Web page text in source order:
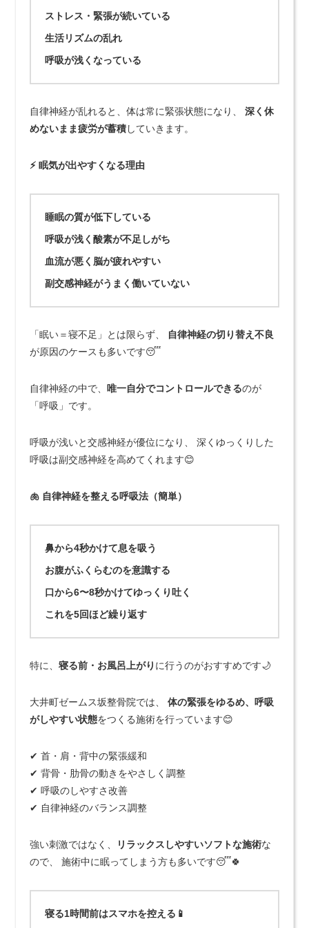
ストレス・緊張が続いている
生活リズムの乱れ
呼吸が浅くなっている
自律神経が乱れると、体は常に緊張状態になり、深く休
めないまま疲労が蓄積していきます。
⚡ 眠気が出やすくなる理由
睡眠の質が低下している
呼吸が浅く酸素が不足しがち
血流が悪く脳が疲れやすい
副交感神経がうまく働いていない
「眠い＝寝不足」とは限らず、 自律神経の切り替え不良
が原因のケースも多いです😴
自律神経の中で、 唯一自分でコントロールできるのが
「呼吸」です。
呼吸が浅いと交感神経が優位になり、 深くゆっくりした
呼吸は副交感神経を高めてくれます😊
🫁 自律神経を整える呼吸法（簡単）
鼻から4秒かけて息を吸う
お腹がふくらむのを意識する
口から6〜8秒かけてゆっくり吐く
これを5回ほど繰り返す
特に、寝る前・お風呂上がり に行うのがおすすめです🌙
大井町ゼームス坂整骨院では、体の緊張をゆるめ、呼吸
がしやすい状態をつくる施術を行っています😊
✔ 首・肩・背中の緊張緩和
✔ 背骨・肋骨の動きをやさしく調整
✔ 呼吸のしやすさ改善
✔ 自律神経のバランス調整
強い刺激ではなく、 リラックスしやすいソフトな施術な
ので、 施術中に眠ってしまう方も多いです😴🍀
寝る1時間前はスマホを控える 📱